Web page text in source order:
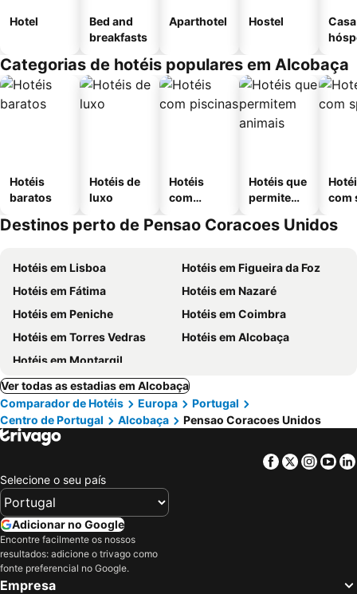
Hotel
Bed and
breakfasts
Aparthotel Hostel
Categorias de hotéis populares em Alcobaça
Hotéis
baratos
Hotéis de
luxo
Hotéis
com
Hotéis que
permitem
com
Destinos perto de Pensao Coracoes Unidos
Hotéis em Lisboa
Hotéis em Figueira da Foz
Hotéis em Fátima
Hotéis em Nazaré
Hotéis em Peniche
Hotéis em Coimbra
Hotéis em Torres Vedras
Hotéis em Alcobaça
Hotéis em Montargil
Ver todas as estadias em Alcobaça
Comparador de Hotéis
Europa
Portugal
Centro de Portugal
Alcobaça Pensao Coracoes Unidos
Facebook
Twitter
Selecione o seu país
Adicionar no Google
Encontre facilmente os nossos
resultados: adicione o trivago como
fonte preferencial no Google.
Empresa